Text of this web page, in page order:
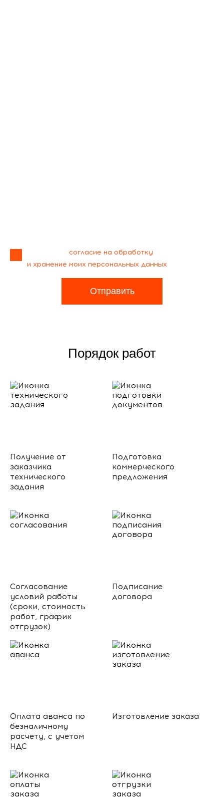
согласие на обработку
и хранение моих персональных данных
Отправить
Порядок работ
Получение от
заказчика
технического
задания
Подготовка
коммерческого
предложения
Согласование
условий работы
(сроки, стоимость
работ, график
отгрузок)
Подписание
договора
Оплата аванса по
безналичному
расчету, с учетом
НДС
Изготовление заказа